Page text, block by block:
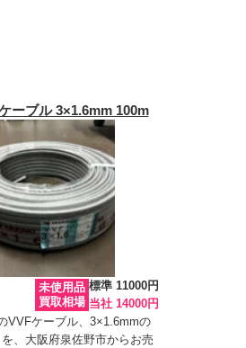
ーブル 3×1.6mm 100m
未使用品
買取相場
標準 11000円
当社 14000円
VVFケーブル、3×1.6mmの
、大阪府泉佐野市からお売